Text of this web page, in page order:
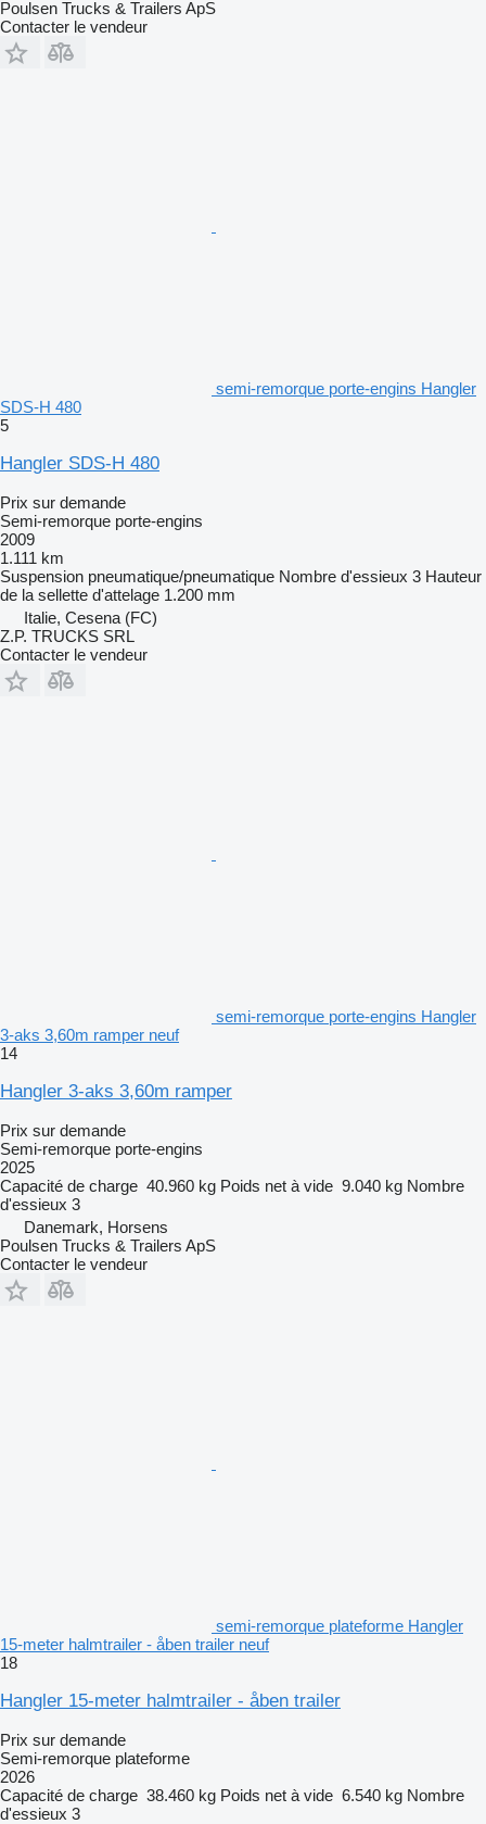
Poulsen Trucks & Trailers ApS
Contacter le vendeur
semi-remorque porte-engins Hangler
SDS-H 480
5
Hangler SDS-H 480
Prix sur demande
Semi-remorque porte-engins
2009
1.111 km
Suspension pneumatique/pneumatique Nombre d'essieux 3 Hauteur
de la sellette d'attelage 1.200 mm
Italie, Cesena (FC)
Z.P. TRUCKS SRL
Contacter le vendeur
semi-remorque porte-engins Hangler
3-aks 3,60m ramper neuf
14
Hangler 3-aks 3,60m ramper
Prix sur demande
Semi-remorque porte-engins
2025
Capacité de charge 40.960 kg Poids net à vide 9.040 kg Nombre
d'essieux 3
Danemark, Horsens
Poulsen Trucks & Trailers ApS
Contacter le vendeur
semi-remorque plateforme Hangler
15-meter halmtrailer - åben trailer neuf
18
Hangler 15-meter halmtrailer - åben trailer
Prix sur demande
Semi-remorque plateforme
2026
Capacité de charge 38.460 kg Poids net à vide 6.540 kg Nombre
d'essieux 3